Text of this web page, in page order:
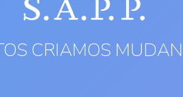
CRIAMOS